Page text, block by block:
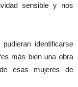
sensible y nos
identificarse
más bien una obra
esas mujeres de